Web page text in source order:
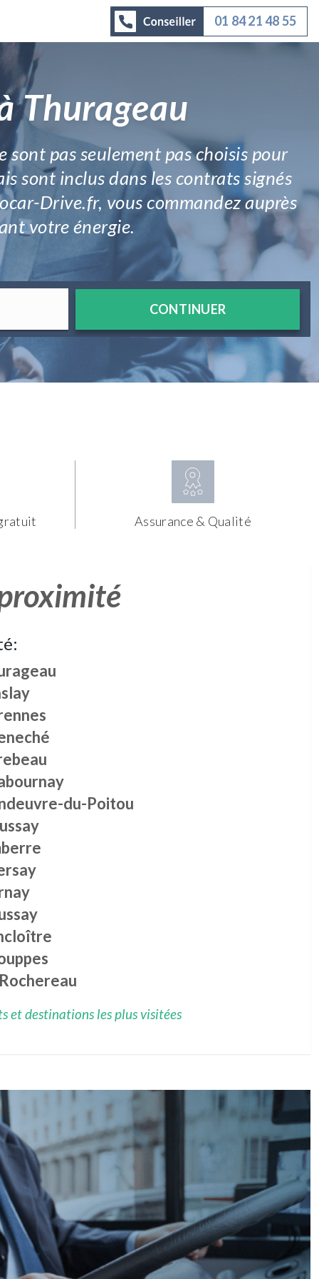
01 84 21 48 55
Thurageau
pas seulement pas choisis pour
sont inclus dans les contrats signés
Drive.fr, vous commandez auprès
votre énergie.
CONTINUER
Assurance & Qualité
du-Poitou
et destinations les plus visitées